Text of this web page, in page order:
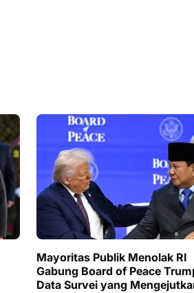
Mayoritas Publik Menolak RI
Gabung Board of Peace
Data Survei yang